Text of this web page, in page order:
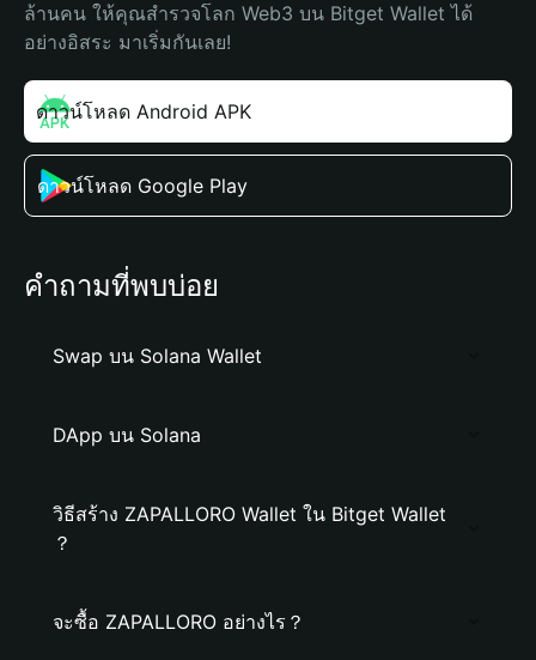
ล้านคน ให้คุณสำรวจโลก Web3 บน Bitget Wallet ได้
อย่างอิสระ มาเริ่มกันเลย!
ดาวน์โหลด Android APK
ดาวน์โหลด Google Play
คำถามที่พบบ่อย
Swap บน Solana Wallet
DApp บน Solana
วิธีสร้าง ZAPALLORO Wallet ใน Bitget Wallet
？
จะซื้อ ZAPALLORO อย่างไร？